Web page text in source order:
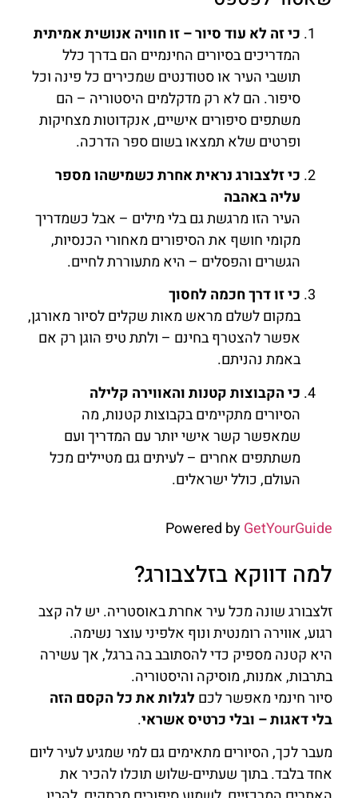
כי זה לא עוד סיור – זו חוויה אנושית אמיתית
המדריכים בסיורים החינמיים הם בדרך כלל
תושבי העיר או סטודנטים שמכירים כל פינה וכל
סיפור. הם לא רק מדקלמים היסטוריה – הם
משתפים סיפורים אישיים, אנקדוטות מצחיקות
ופרטים שלא תמצאו בשום ספר הדרכה.
כי זלצבורג נראית אחרת כשמישהו מספר
עליה באהבה
העיר הזו מרגשת גם בלי מילים – אבל כשמדריך
מקומי חושף את הסיפורים מאחורי הכנסיות,
הגשרים והפסלים – היא מתעוררת לחיים.
כי זו דרך חכמה לחסוך
במקום לשלם מראש מאות שקלים לסיור מאורגן,
אפשר להצטרף בחינם – ולתת טיפ הוגן רק אם
באמת נהניתם.
כי הקבוצות קטנות והאווירה קלילה
הסיורים מתקיימים בקבוצות קטנות, מה
שמאפשר קשר אישי יותר עם המדריך ועם
משתתפים אחרים – לעיתים גם מטיילים מכל
העולם, כולל ישראלים.
Powered byGetYourGuide
למה דווקא בזלצבורג?
זלצבורג שונה מכל עיר אחרת באוסטריה. יש לה קצב
רגוע, אווירה רומנטית ונוף אלפיני עוצר נשימה.
היא קטנה מספיק כדי להסתובב בה ברגל, אך עשירה
בתרבות, אמנות, מוסיקה והיסטוריה.
סיור חינמי מאפשר לכםלגלות את כל הקסם הזה
בלי דאגות – ובלי כרטיס אשראי.
מעבר לכך, הסיורים מתאימים גם למי שמגיע לעיר ליום
אחד בלבד. בתוך שעתיים-שלוש תוכלו להכיר את